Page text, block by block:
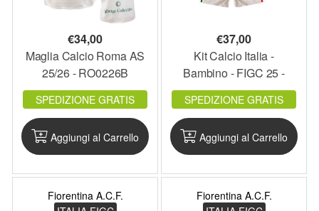
€34,00
Maglia Calcio Roma AS
25/26 - RO0226B
SPEDIZIONE GRATIS
Aggiungi al Carrello
€37,00
Kit Calcio Italia -
Bambino - FIGC 25 -
IT0125C
SPEDIZIONE GRATIS
Aggiungi al Carrello
Fiorentina A.C.F.
Fiorentina A.C.F.